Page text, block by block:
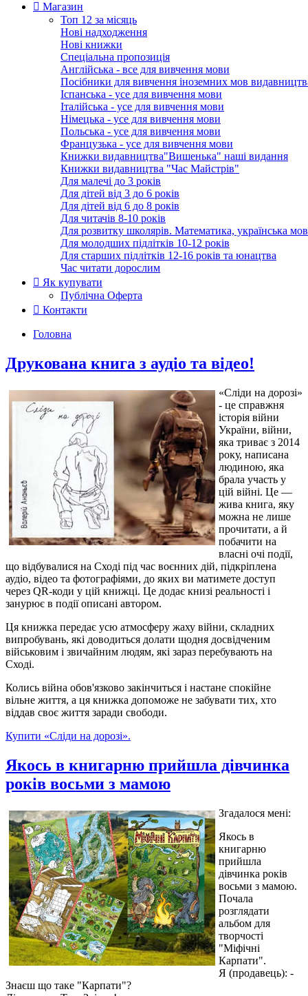
Магазин
Топ 12 за місяць
Нові надходження
Нові книжки
Спеціальна пропозиція
Англійська - все для вивчення мови
Посібники для вивчення іноземних мов
Іспанська - усе для вивчення мови
Італійська - усе для вивчення мови
Німецька - усе для вивчення мови
Польська - усе для вивчення мови
Французька - усе для вивчення мови
Книжки видавництва"Вишенька" наші видання
Книжки видавництва "Час Майстрів"
Для малечі до 3 років
Для дітей від 3 до 6 років
Для дітей від 6 до 8 років
Для читачів 8-10 років
Для розвитку школярів. Математика, українська
Для молодших підлітків 10-12 років
Для старших підлітків 12-16 років та юнацтва
Час читати дорослим
Як купувати
Публічна Оферта
Контакти
Головна
Друкована книга з аудіо та відео!
«Сліди на дорозі»
- це справжня
історія війни
України, війни,
яка триває з 2014
року, написана
людиною, яка
брала участь у
цій війні. Це —
жива книга, яку
можна не лише
прочитати, а й
побачити на
власні очі події,
що відбувалися на Сході під час воєнних дій, підкріплена
аудіо, відео та фотографіями, до яких ви матимете доступ
через QR-коди у цій книжці. Це додає книзі реальності і
занурює в події описані автором.
Ця книжка передає усю атмосферу жаху війни, складних
випробувань, які доводиться долати щодня досвідченим
військовим і звичайним людям, які зараз перебувають на
Сході.
Колись війна обов'язково закінчиться і настане спокійне
вільне життя, а ця книжка допоможе не забувати тих, хто
віддав своє життя заради свободи.
Купити «Сліди на дорозі».
Якось в книгарню прийшла дівчинка
років восьми з мамою
Згадалося мені:
Якось в
книгарню
прийшла
дівчинка років
восьми з мамою.
Почала
розглядати
альбом для
творчості
"Міфічні
Карпати".
Я (продавець): -
Знаєш що таке "Карпати"?